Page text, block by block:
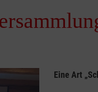
Eine Art